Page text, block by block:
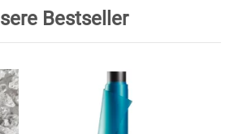
Bestseller